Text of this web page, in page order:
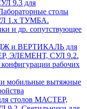
9.3 для
столы
1.х ТУМБА.
и др. сопутствующее
и ВЕРТИКАЛЬ для
ЭЛЕМЕНТ, СУЛ 9.2.
рабочих
мобильные вытяжные
столов МАСТЕР,